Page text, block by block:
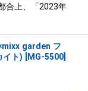
合上、「2023年
garden フ
イト)
MG-5500